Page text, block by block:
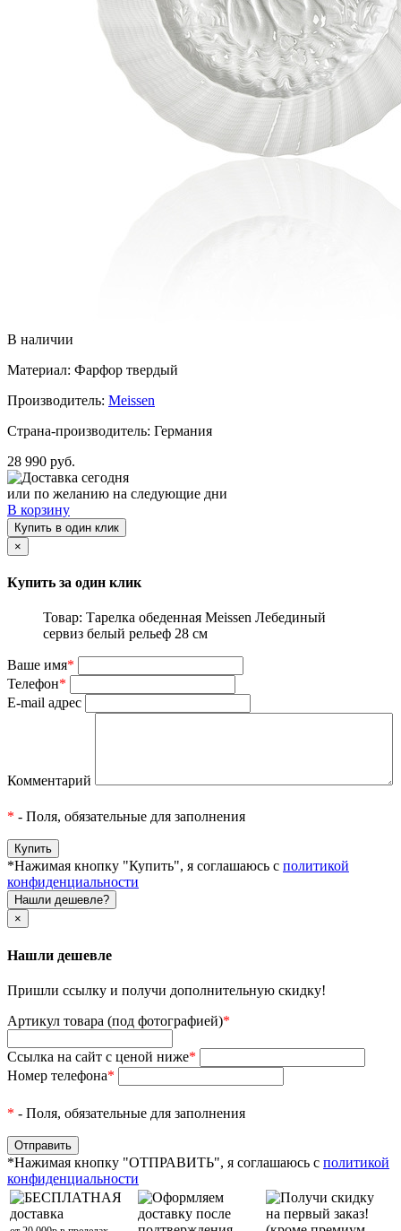
В наличии
Материал: Фарфор твердый
Производитель: Meissen
Страна-производитель: Германия
28 990 руб.
Доставка сегодня
или по желанию на следующие дни
В корзину
Купить в один клик
×
Купить за один клик
Товар: Тарелка обеденная Meissen Лебединый
сервиз белый рельеф 28 см
Ваше имя*
Телефон*
E-mail адрес
Комментарий
* - Поля, обязательные для заполнения
*Нажимая кнопку "Купить", я соглашаюсь с политикой
конфиденциальности
Нашли дешевле?
×
Нашли дешевле
Пришли ссылку и получи дополнительную скидку!
Артикул товара (под фотографией)*
Ссылка на сайт с ценой ниже*
Номер телефона*
* - Поля, обязательные для заполнения
*Нажимая кнопку "ОТПРАВИТЬ", я соглашаюсь с политикой
конфиденциальности
БЕСПЛАТНАЯ
доставка
Оформляем
доставку после
Получи скидку
на первый заказ!